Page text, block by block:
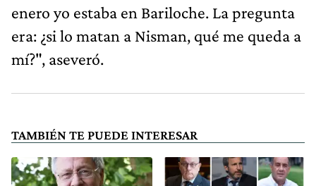
enero yo estaba en Bariloche. La pregunta
era: ¿si lo matan a Nisman, qué me queda a
mí?", aseveró.
TAMBIÉN TE PUEDE INTERESAR